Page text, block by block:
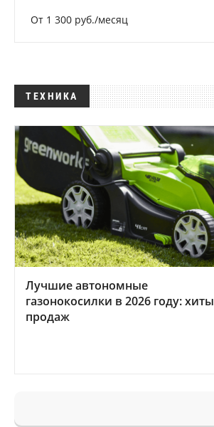
От 1 300 руб./месяц
ТЕХНИКА
Лучшие автономные
газонокосилки в 2026 году: хиты
продаж